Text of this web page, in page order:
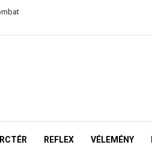
REFLEX VÉLEMÉNY